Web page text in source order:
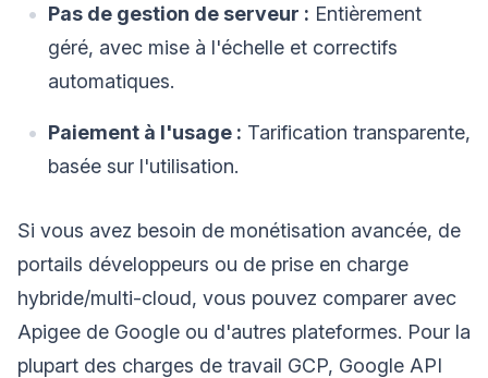
Pas de gestion de serveur : Entièrement
géré, avec mise à l'échelle et correctifs
automatiques.
Paiement à l'usage : Tarification transparente,
basée sur l'utilisation.
Si vous avez besoin de monétisation avancée, de
portails développeurs ou de prise en charge
hybride/multi-cloud, vous pouvez comparer avec
Apigee de Google ou d'autres plateformes. Pour la
plupart des charges de travail GCP, Google API